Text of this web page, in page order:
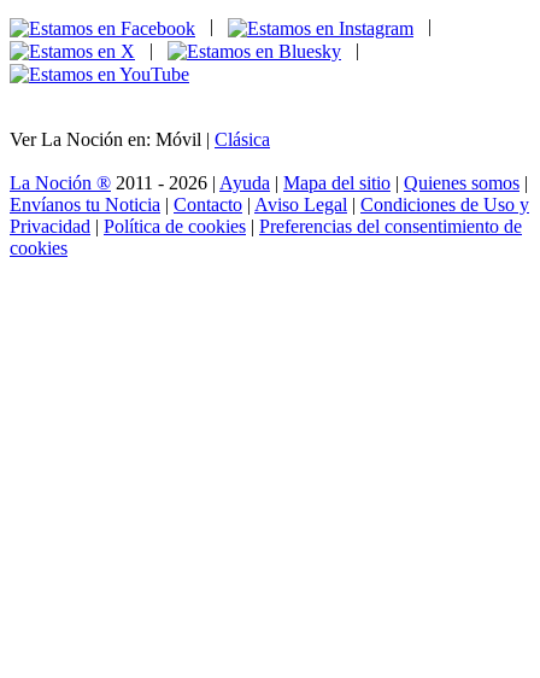
|
|
Ver La Noción en: Móvil | Clásica
La Noción ® 2011 - 2026 | Ayuda | Mapa del sitio | Quienes somos |
Envíanos tu Noticia | Contacto | Aviso Legal | Condiciones de Uso y
Privacidad | Política de cookies | Preferencias del consentimiento de
cookies